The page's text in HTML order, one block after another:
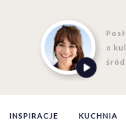
o
INSPIRACJE KUCHNIA